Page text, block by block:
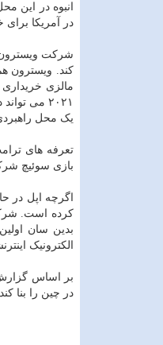
انبوه در این
در آمریکا
شرکت ویسترون
کند. ویسترون
مالزی
۲۰۲۱ می
یک محل
تعرفه های
بازی سوئیچ
اگرچه اپل در
کرده است.
الکترونیک
در چین را بنا